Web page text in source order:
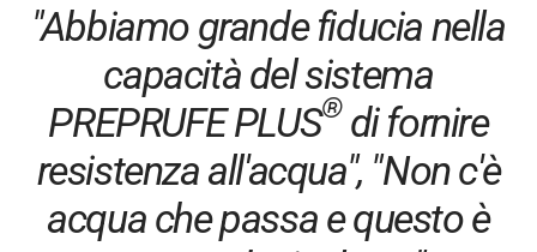
"Abbiamo grande fiducia nella
capacità del sistema
PREPRUFE PLUS®di fornire
resistenza all'acqua", "Non c'è
acqua che passa e questo è